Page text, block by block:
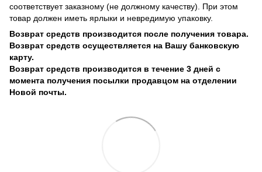
соответствует заказному (не должному качеству). При этом
товар должен иметь ярлыки и невредимую упаковку.
Возврат средств производится после получения товара.
Возврат средств осуществляется на Вашу банковскую
карту.
Возврат средств производится в течение 3 дней с
момента получения посылки продавцом на отделении
Новой почты.